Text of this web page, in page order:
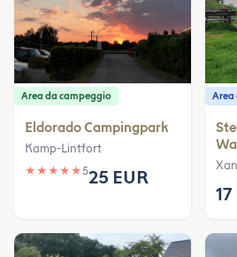
Area da campeggio
Eldorado Campingpark
Kamp-Lintfort
★ ★ ★ ★ ★525 EUR
Area